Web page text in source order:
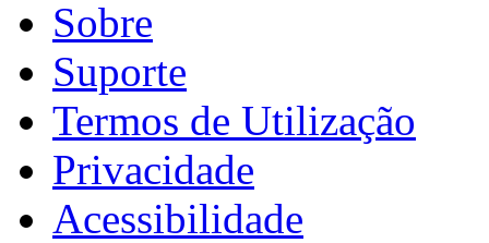
Sobre
Suporte
Termos de Utilização
Privacidade
Acessibilidade